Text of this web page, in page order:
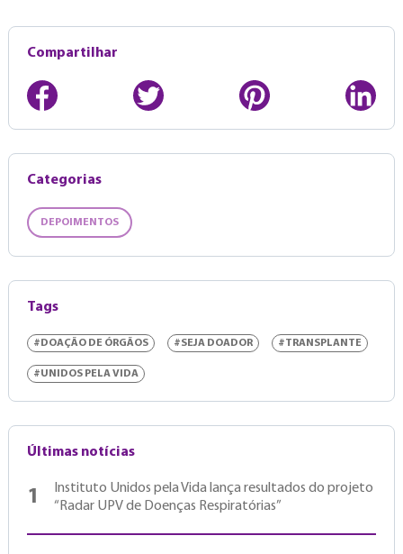
Compartilhar
Categorias
DEPOIMENTOS
Tags
#DOAÇÃO DE ÓRGÃOS #SEJA DOADOR #TRANSPLANTE
#UNIDOS PELA VIDA
Últimas notícias
1
Instituto Unidos pela Vida lança resultados do projeto
“Radar UPV de Doenças Respiratórias”